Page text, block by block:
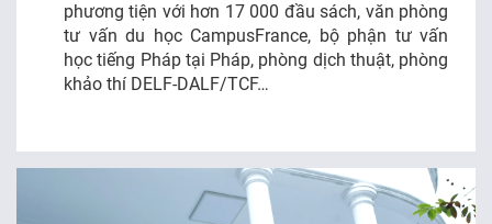
phương tiện với hơn 17 000 đầu sách, văn phòng
tư vấn du học CampusFrance, bộ phận tư vấn
học tiếng Pháp tại Pháp, phòng dịch thuật, phòng
khảo thí DELF-DALF/TCF…